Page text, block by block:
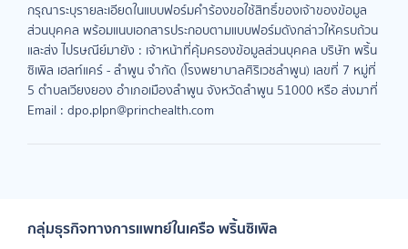
กรุณาระบุรายละเอียดในแบบฟอร์มคำร้องขอใช้สิทธิ์ของเจ้าของข้อมูล
ส่วนบุคคล พร้อมแนบเอกสารประกอบตามแบบฟอร์มดังกล่าวให้ครบถ้วน
และส่ง ไปรษณีย์มายัง : เจ้าหน้าที่คุ้มครองข้อมูลส่วนบุคคล บริษัท พริ้น
ซิเพิล เฮลท์แคร์ - ลำพูน จำกัด (โรงพยาบาลศิริเวชลำพูน) เลขที่ 7 หมู่ที่
5 ตำบลเวียงยอง อำเภอเมืองลำพูน จังหวัดลำพูน 51000 หรือ ส่งมาที่
Email : dpo.plpn@princhealth.com
กลุ่มธุรกิจทางการแพทย์ในเครือ พริ้นซิเพิล